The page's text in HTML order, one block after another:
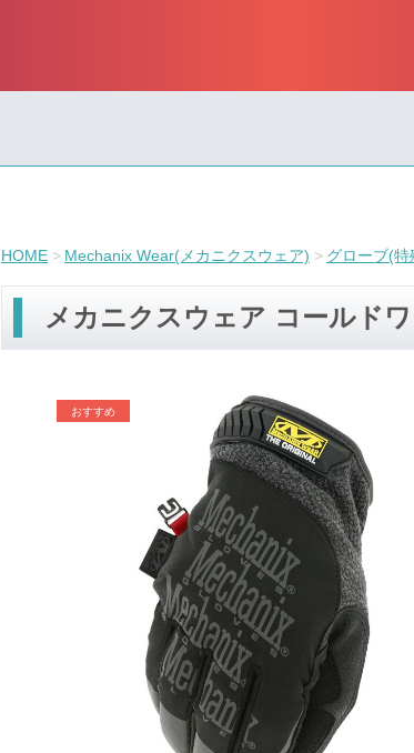
HOME Mechanix Wear(メカニクスウェア) グローブ(
メカニクスウェア コールド